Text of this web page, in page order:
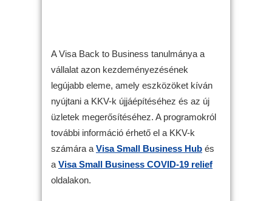
A Visa Back to Business tanulmánya a
vállalat azon kezdeményezésének
legújabb eleme, amely eszközöket kíván
nyújtani a KKV-k újjáépítéséhez és az új
üzletek megerősítéséhez. A programokról
további információ érhető el a KKV-k
számára a Visa Small Business Hub és
a Visa Small Business COVID-19 relief
oldalakon.